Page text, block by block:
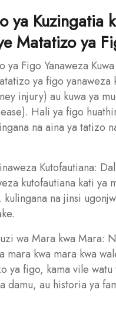
ya Kuzingatia
Matatizo ya
ya Figo Yanaweza
ya figo yanaweza
injury) au kuwa ya
Hali ya figo
na aina ya tatizo
Kutofautiana:
kutofautiana kati ya
kulingana na jinsi
wa Mara kwa Mara:
mara kwa mara kwa
ya figo, kama vile
damu, au historia ya